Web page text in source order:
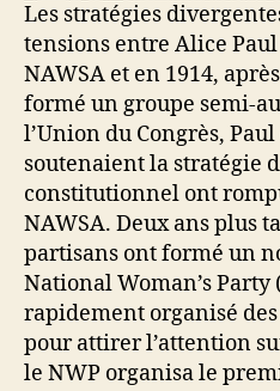
Les stratégies
tensions entre Alice
NAWSA et en 1914,
formé un groupe semi-
l’Union du Congrès,
soutenaient la stratégie
constitutionnel ont
NAWSA. Deux ans plus
partisans ont formé un
National Woman’s Party
rapidement organisé
pour attirer l’attention
le NWP organisa le